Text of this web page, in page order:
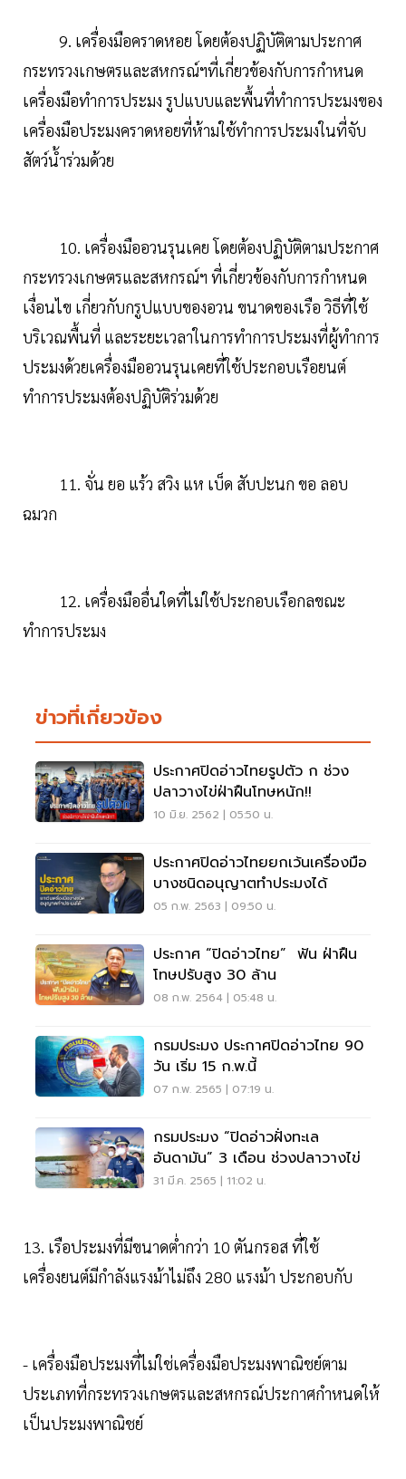
9. เครื่องมือคราดหอย โดยต้องปฏิบัติตามประกาศ
กระทรวงเกษตรและสหกรณ์ฯที่เกี่ยวข้องกับการกำหนด
เครื่องมือทำการประมง รูปแบบและพื้นที่ทำการประมงของ
เครื่องมือประมงคราดหอยที่ห้ามใช้ทำการประมงในที่จับ
สัตว์น้ำร่วมด้วย
10. เครื่องมืออวนรุนเคย โดยต้องปฏิบัติตามประกาศ
กระทรวงเกษตรและสหกรณ์ฯ ที่เกี่ยวข้องกับการกำหนด
เงื่อนไข เกี่ยวกับกรูปแบบของอวน ขนาดของเรือ วิธีที่ใช้
บริเวณพื้นที่ และระยะเวลาในการทำการประมงที่ผู้ทำการ
ประมงด้วยเครื่องมืออวนรุนเคยที่ใช้ประกอบเรือยนต์
ทำการประมงต้องปฏิบัติร่วมด้วย
11. จั่น ยอ แร้ว สวิง แห เบ็ด สับปะนก ขอ ลอบ
ฉมวก
12. เครื่องมืออื่นใดที่ไม่ใช้ประกอบเรือกลขณะ
ทำการประมง
ข่าวที่เกี่ยวข้อง
ประกาศปิดอ่าวไทยรูปตัว ก ช่วง
ปลาวางไข่ฝ่าฝืนโทษหนัก!!
10 มิ.ย. 2562 | 05:50 น.
ประกาศปิดอ่าวไทยยกเว้นเครื่องมือ
บางชนิดอนุญาตทำประมงได้
05 ก.พ. 2563 | 09:50 น.
ประกาศ “ปิดอ่าวไทย” ฟัน ฝ่าฝืน
โทษปรับสูง 30 ล้าน
08 ก.พ. 2564 | 05:48 น.
กรมประมง ประกาศปิดอ่าวไทย 90
วัน เริ่ม 15 ก.พ.นี้
07 ก.พ. 2565 | 07:19 น.
กรมประมง “ปิดอ่าวฝั่งทะเล
อันดามัน” 3 เดือน ช่วงปลาวางไข่
31 มี.ค. 2565 | 11:02 น.
13. เรือประมงที่มีขนาดต่ำกว่า 10 ตันกรอส ที่ใช้
เครื่องยนต์มีกำลังแรงม้าไม่ถึง 280 แรงม้า ประกอบกับ
- เครื่องมือประมงที่ไม่ใช่เครื่องมือประมงพาณิชย์ตาม
ประเภทที่กระทรวงเกษตรและสหกรณ์ประกาศกำหนดให้
เป็นประมงพาณิชย์